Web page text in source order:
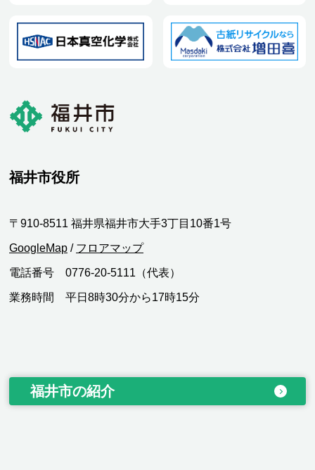
福井市役所
〒910-8511 福井県福井市大手3丁目10番1号
GoogleMap / フロアマップ
電話番号 0776-20-5111（代表）
業務時間 平日8時30分から17時15分
福井市の紹介